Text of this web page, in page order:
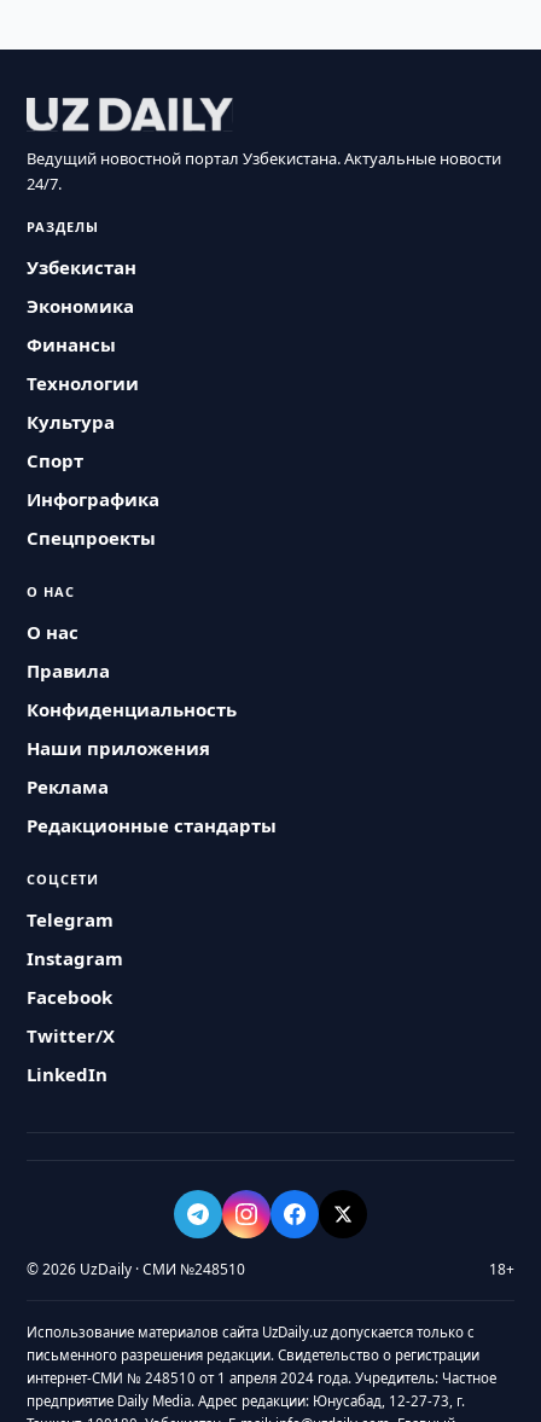
Ведущий новостной портал Узбекистана. Актуальные новости
24/7.
РАЗДЕЛЫ
Узбекистан
Экономика
Финансы
Технологии
Культура
Спорт
Инфографика
Спецпроекты
О НАС
О нас
Правила
Конфиденциальность
Наши приложения
Реклама
Редакционные стандарты
СОЦСЕТИ
Telegram
Instagram
Facebook
Twitter/X
LinkedIn
© 2026 UzDaily · СМИ №248510 18+
Использование материалов сайта UzDaily.uz допускается только с
письменного разрешения редакции. Свидетельство о регистрации
интернет-СМИ № 248510 от 1 апреля 2024 года. Учредитель: Частное
предприятие Daily Media. Адрес редакции: Юнусабад, 12-27-73, г.